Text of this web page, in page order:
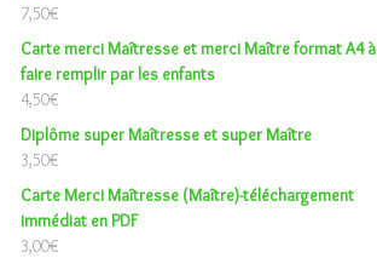
7,50€
Carte merci Maîtresse et merci Maître format A4 à
faire remplir par les enfants
4,50€
Diplôme super Maîtresse et super Maître
3,50€
Carte Merci Maîtresse (Maître)-téléchargement
immédiat en PDF
3,00€